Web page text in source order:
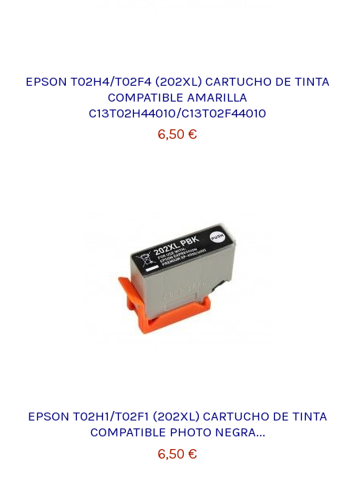
EPSON T02H4/T02F4 (202XL) CARTUCHO DE TINTA
COMPATIBLE AMARILLA
C13T02H44010/C13T02F44010
6,50 €
EPSON T02H1/T02F1 (202XL) CARTUCHO DE TINTA
COMPATIBLE PHOTO NEGRA...
6,50 €